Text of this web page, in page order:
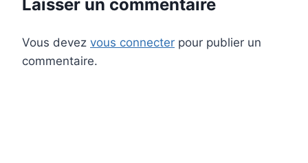
Laisser un commentaire
Vous devez vous connecter pour publier un
commentaire.